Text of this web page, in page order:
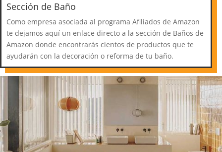
Sección de Baño
Como empresa asociada al programa Afiliados de Amazon
te dejamos aquí un enlace directo a la sección de Baños de
Amazon donde encontrarás cientos de productos que te
ayudarán con la decoración o reforma de tu baño.